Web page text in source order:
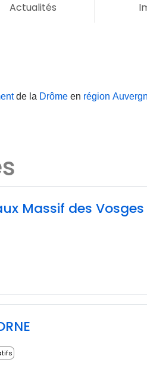
Actualités
de la Drôme en région
Massif des Vosges